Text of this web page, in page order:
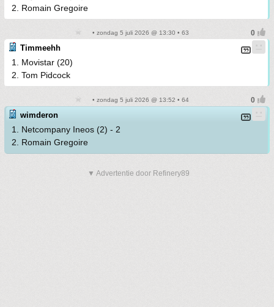
2. Romain Gregoire
• zondag 5 juli 2026 @ 13:30 • 63
Timmeehh
1. Movistar (20)
2. Tom Pidcock
• zondag 5 juli 2026 @ 13:52 • 64
wimderon
1. Netcompany Ineos (2) - 2
2. Romain Gregoire
▼ Advertentie door Refinery89